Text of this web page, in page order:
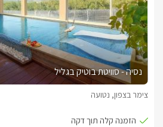
נסיה - סוויטת בוטיק בגליל
צימר בצפון, נטועה